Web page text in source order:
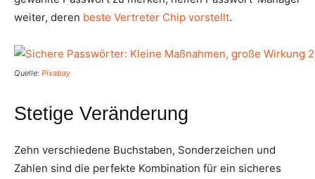
weiter, deren beste Vertreter Chip vorstellt.
Quelle: Pixabay
Stetige Veränderung
Zehn verschiedene Buchstaben, Sonderzeichen und
Zahlen sind die perfekte Kombination für ein sicheres